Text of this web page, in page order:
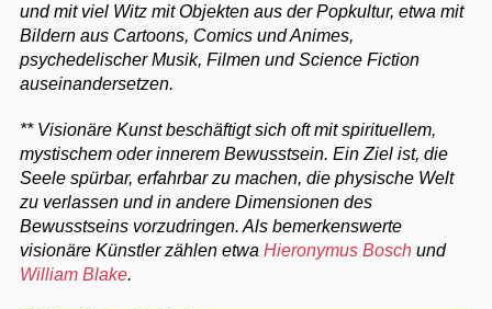
und mit viel Witz mit Objekten aus der Popkultur, etwa mit
Bildern aus Cartoons, Comics und Animes,
psychedelischer Musik, Filmen und Science Fiction
auseinandersetzen.
** Visionäre Kunst beschäftigt sich oft mit spirituellem,
mystischem oder innerem Bewusstsein. Ein Ziel ist, die
Seele spürbar, erfahrbar zu machen, die physische Welt
zu verlassen und in andere Dimensionen des
Bewusstseins vorzudringen. Als bemerkenswerte
visionäre Künstler zählen etwa Hieronymus Bosch und
William Blake.